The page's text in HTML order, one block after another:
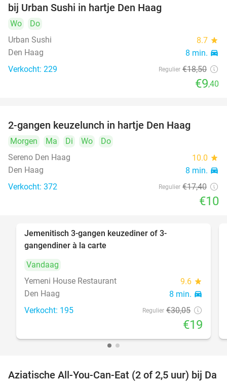
bij Urban Sushi in hartje Den Haag
Wo
Do
Urban Sushi
8.7 star
Den Haag 8 min. directions_car
Verkocht: 229 Regulier €18,50
€9,40
2-gangen keuzelunch in hartje Den Haag
Morgen Ma Di Wo
Do
Sereno Den Haag
10.0 star
Den Haag 8 min. directions_car
Verkocht: 372 Regulier €17,40
€10
Jemenitisch 3-gangen keuzediner of 3-
gangendiner à la carte
Vandaag
Yemeni House Restaurant
9.6 star
Den Haag 8 min. directions_car
Verkocht: 195 Regulier €30,05
€19
30%
Aziatische All-You-Can-Eat (2 of 2,5 uur) bij Da